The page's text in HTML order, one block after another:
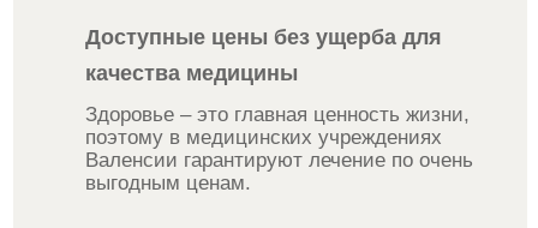
Доступные цены без ущерба для
качества медицины
Здоровье – это главная ценность жизни,
поэтому в медицинских учреждениях
Валенсии гарантируют лечение по очень
выгодным ценам.